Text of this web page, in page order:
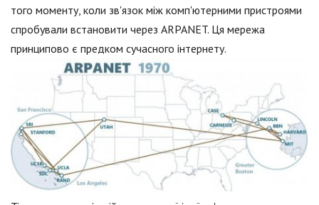
того моменту, коли зв'язок між комп'ютерними пристроями
спробували встановити через ARPANET. Ця мережа
принципово є предком сучасного інтернету.